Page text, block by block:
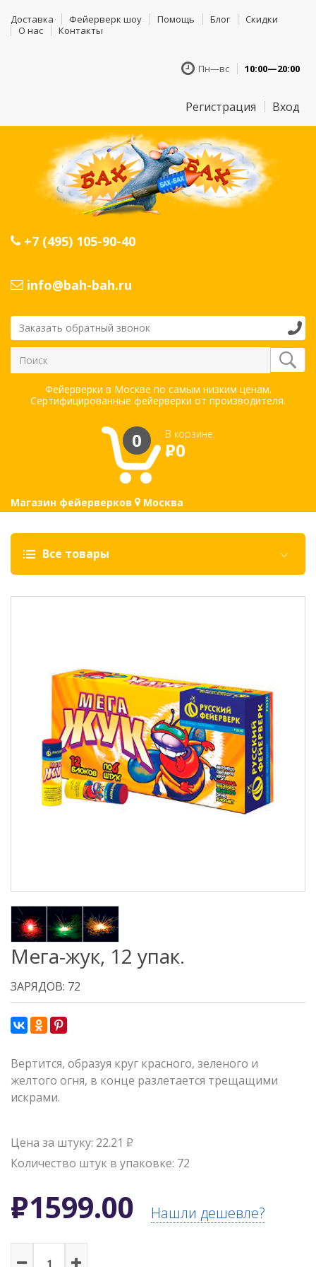
Доставка Фейерверк шоу Помощь Блог
Скидки
О нас
Контакты
Пн—вс 10:00—20:00
Регистрация Вход
+7 (495) 105-90-40
info@bah-bah.ru
Заказать обратный звонок
Фейерверки в Москве по самым низким ценам.
Сертифицированные фейерверки от производителя.
0 В корзине:
Р0
Магазин фейерверков Москва
Все товары
Мега-жук, 12 упак.
ЗАРЯДОВ: 72
Вертится, образуя круг красного, зеленого и
желтого огня, в конце разлетается трещащими
искрами.
Цена за штуку: 22.21 Р
Количество штук в упаковке: 72
Р1599.00 Нашли дешевле?